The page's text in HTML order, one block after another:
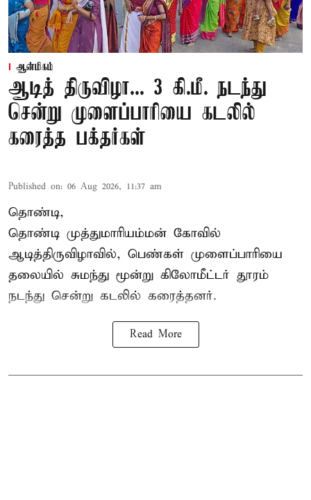
ஆன்மிகம்
ஆடித் திருவிழா... 3 கி.மீ. நடந்து
சென்று முளைப்பாரியை கடலில்
கரைத்த பக்தர்கள்
Published on: 06 Aug 2026, 11:37 am
தொண்டி,
தொண்டி முத்துமாரியம்மன் கோவில்
ஆடித்திருவிழாவில், பெண்கள் முளைப்பாரியை
தலையில் சுமந்து மூன்று கிலோமீட்டர் தூரம்
நடந்து சென்று கடலில் கரைத்தனர்.
Read More